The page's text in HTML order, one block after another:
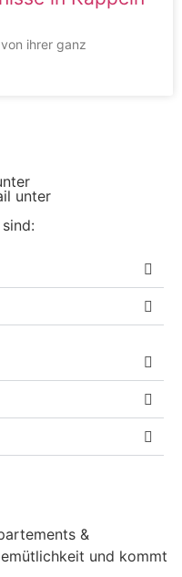
ihrer ganz
unter
&
und kommt